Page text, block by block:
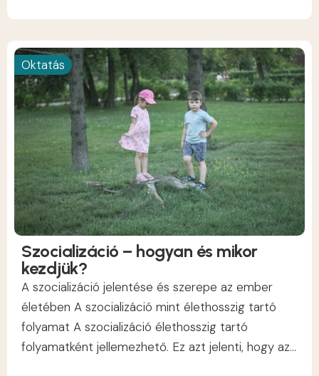
Oktatás
Szocializáció – hogyan és mikor
kezdjük?
A szocializáció jelentése és szerepe az ember
életében A szocializáció mint élethosszig tartó
folyamat A szocializáció élethosszig tartó
folyamatként jellemezhető. Ez azt jelenti, hogy az...